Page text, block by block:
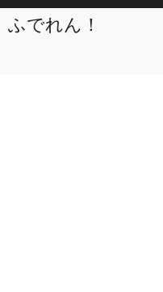
ふでれん！